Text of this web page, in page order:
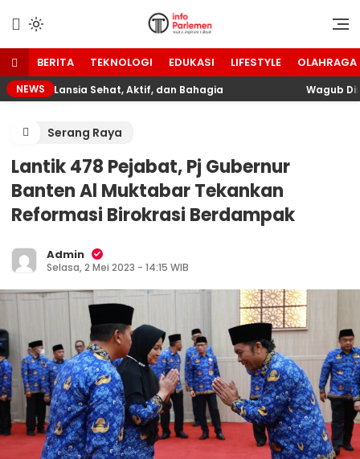
konten
Info Parlemen
Suara Aspirasi Rakyat
BERITA TEKNOLOGI EDUKASI LIFESTYLE OLAHRAGA
NEWSLansia Sehat, Aktif, dan Bahagia Wagub
Serang Raya
Lantik 478 Pejabat, Pj Gubernur
Banten Al Muktabar Tekankan
Reformasi Birokrasi Berdampak
Admin
Selasa, 2 Mei 2023 - 14:15 WIB